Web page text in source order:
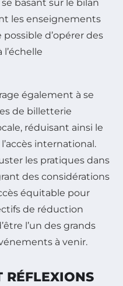
basant sur le bilan
les enseignements
d’opérer des
également à se
de billetterie
réduisant ainsi le
international.
les pratiques dans
des considérations
équitable pour
de réduction
l’un des grands
à venir.
RÉFLEXIONS